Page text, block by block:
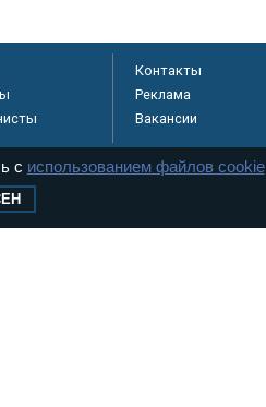
Контакты
Реклама
Вакансии
с использованием файлов cookie